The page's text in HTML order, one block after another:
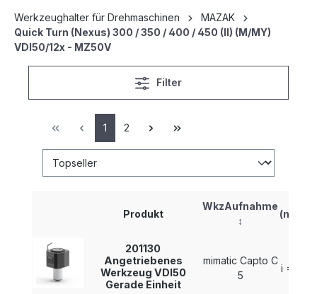
Werkzeughalter für Drehmaschinen
MAZAK
Quick Turn (Nexus) 300 / 350 / 400 / 450 (II) (M/MY)
VDI50/12x - MZ50V
Filter
1 2
Produkt
WkzAufnahme
↕
(n1:n2)
201130
Angetriebenes
Werkzeug VDI50
Gerade Einheit
mimatic Capto C
5
i = 1 : 1